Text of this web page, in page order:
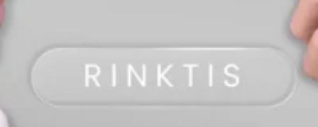
Rewards“